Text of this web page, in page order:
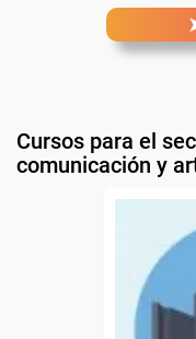
Cursos para el
comunicación y